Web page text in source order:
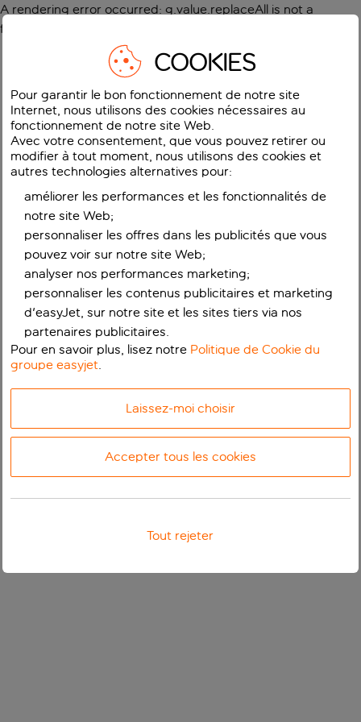
A rendering error occurred: g.value.replaceAll is not a
function
COOKIES
Pour garantir le bon fonctionnement de notre site
Internet, nous utilisons des cookies nécessaires au
fonctionnement de notre site Web.
Avec votre consentement, que vous pouvez retirer ou
modifier à tout moment, nous utilisons des cookies et
autres technologies alternatives pour:
améliorer les performances et les fonctionnalités de
notre site Web;
personnaliser les offres dans les publicités que vous
pouvez voir sur notre site Web;
analyser nos performances marketing;
personnaliser les contenus publicitaires et marketing
d'easyJet, sur notre site et les sites tiers via nos
partenaires publicitaires.
Pour en savoir plus, lisez notre Politique de Cookie du
groupe easyjet.
Laissez-moi choisir
Accepter tous les cookies
Tout rejeter